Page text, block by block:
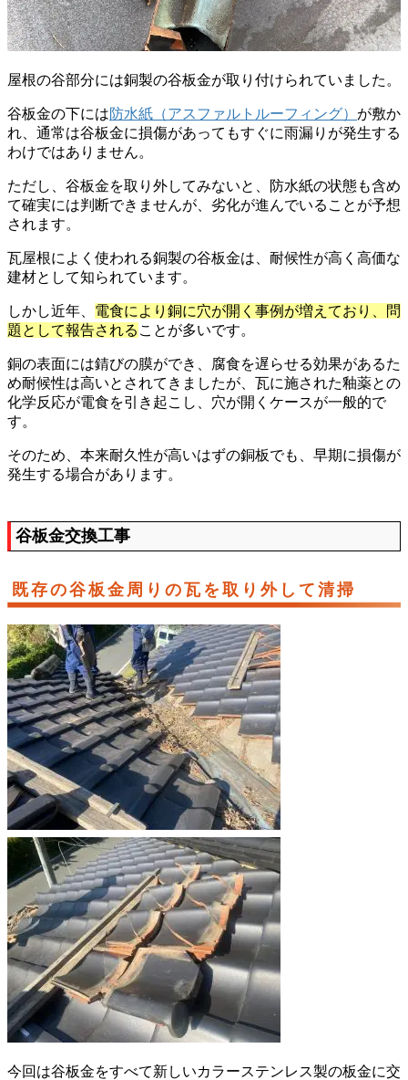
屋根の谷部分には銅製の谷板金が取り付けられていました。
谷板金の下には防水紙（アスファルトルーフィング） が敷か
れ、通常は谷板金に損傷があってもすぐに雨漏りが発生する
わけではありません。
ただし、谷板金を取り外してみないと、防水紙の状態も含め
て確実には判断できませんが、劣化が進んでいることが予想
されます。
瓦屋根によく使われる銅製の谷板金は、耐候性が高く高価な
建材として知られています。
しかし近年、 電食により銅に穴が開く事例が増えており、問
題として報告される ことが多いです。
銅の表面には錆びの膜ができ、腐食を遅らせる効果があるた
め耐候性は高いとされてきましたが、瓦に施された釉薬との
化学反応が電食を引き起こし、穴が開くケースが一般的で
す。
そのため、本来耐久性が高いはずの銅板でも、早期に損傷が
発生する場合があります。
谷板金交換工事
既存の谷板金周りの瓦を取り外して清掃
今回は谷板金をすべて新しいカラーステンレス製の板金に交